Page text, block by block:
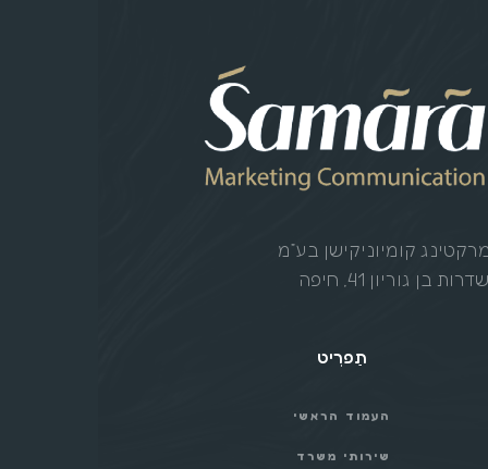
קומיוניקישן בע”מ
בן גוריון 41, חיפה
תַפרִיט
העמוד הראשי
שירותי משרד